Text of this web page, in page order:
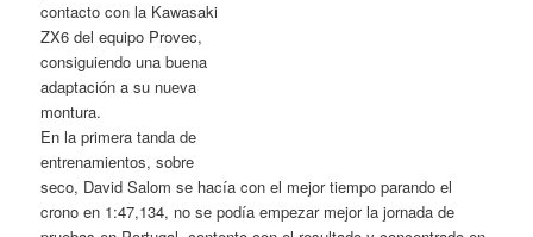
contacto con la Kawasaki
ZX6 del equipo Provec,
consiguiendo una buena
adaptación a su nueva
montura.
En la primera tanda de
entrenamientos, sobre
seco, David Salom se hacía con el mejor tiempo parando el
crono en 1:47,134, no se podía empezar mejor la jornada de